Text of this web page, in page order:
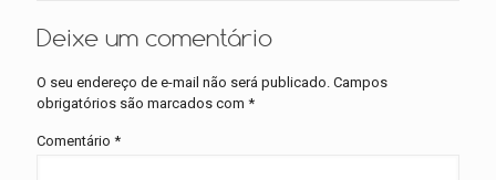
Deixe um comentário
O seu endereço de e-mail não será publicado. Campos
obrigatórios são marcados com *
Comentário *